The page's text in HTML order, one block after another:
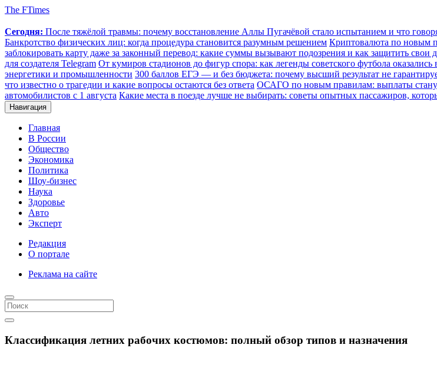
The FTimes
Сегодня: После тяжёлой травмы: почему восстановление Аллы Пугачёвой стало испытанием и что
Банкротство физических лиц: когда процедура становится разумным решением Криптовалюта по новым
заблокировать карту даже за законный перевод: какие суммы вызывают подозрения и как защитить свои
для создателя Telegram От кумиров стадионов до фигур спора: как легенды советского футбола оказались
энергетики и промышленности 300 баллов ЕГЭ — и без бюджета: почему высший результат не
что известно о трагедии и какие вопросы остаются без ответа ОСАГО по новым правилам: выплаты станут
автомобилистов с 1 августа Какие места в поезде лучше не выбирать: советы опытных пассажиров,
Навигация
Главная
В России
Общество
Экономика
Политика
Шоу-бизнес
Наука
Здоровье
Авто
Эксперт
Редакция
О портале
Реклама на сайте
Классификация летних рабочих костюмов: полный обзор типов и назначения